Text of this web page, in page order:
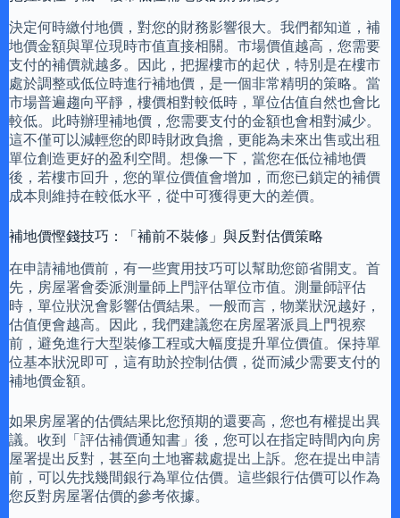
決定何時繳付地價，對您的財務影響很大。我們都知道，補
地價金額與單位現時市值直接相關。市場價值越高，您需要
支付的補價就越多。因此，把握樓市的起伏，特別是在樓市
處於調整或低位時進行補地價，是一個非常精明的策略。當
市場普遍趨向平靜，樓價相對較低時，單位估值自然也會比
較低。此時辦理補地價，您需要支付的金額也會相對減少。
這不僅可以減輕您的即時財政負擔，更能為未來出售或出租
單位創造更好的盈利空間。想像一下，當您在低位補地價
後，若樓市回升，您的單位價值會增加，而您已鎖定的補價
成本則維持在較低水平，從中可獲得更大的差價。
補地價慳錢技巧：「補前不裝修」與反對估價策略
在申請補地價前，有一些實用技巧可以幫助您節省開支。首
先，房屋署會委派測量師上門評估單位市值。測量師評估
時，單位狀況會影響估價結果。一般而言，物業狀況越好，
估值便會越高。因此，我們建議您在房屋署派員上門視察
前，避免進行大型裝修工程或大幅度提升單位價值。保持單
位基本狀況即可，這有助於控制估價，從而減少需要支付的
補地價金額。
如果房屋署的估價結果比您預期的還要高，您也有權提出異
議。收到「評估補價通知書」後，您可以在指定時間內向房
屋署提出反對，甚至向土地審裁處提出上訴。您在提出申請
前，可以先找幾間銀行為單位估價。這些銀行估價可以作為
您反對房屋署估價的參考依據。